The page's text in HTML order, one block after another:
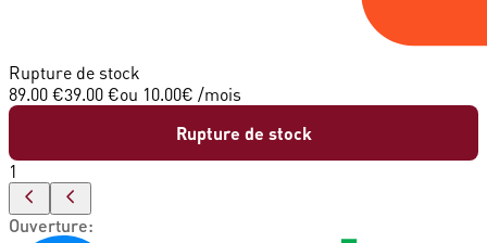
Rupture de stock
89.00 €39.00 €ou 10.00€ /mois
Rupture de stock
1
Ouverture: